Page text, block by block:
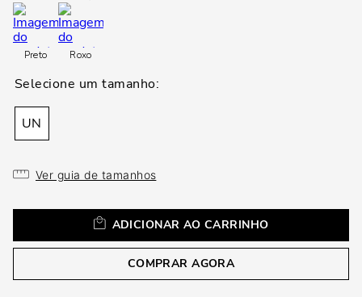
Preto Roxo
UN
Ver guia de tamanhos
ADICIONAR AO CARRINHO
COMPRAR AGORA